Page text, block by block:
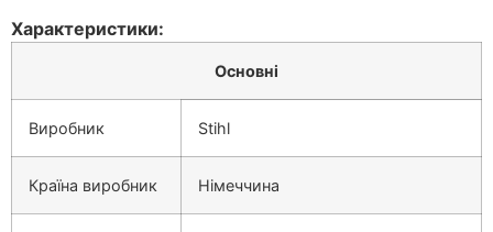
Характеристики:
Основні
Виробник Stihl
Країна виробник Німеччина